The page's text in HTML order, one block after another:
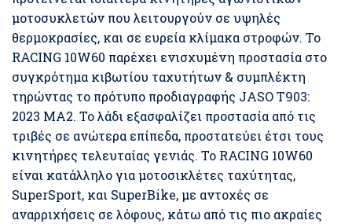
μοτοσυκλετών που λειτουργούν σε υψηλές
θερμοκρασίες, και σε ευρεία κλίμακα στροφών. Το
RACING 10W60 παρέχει ενισχυμένη προστασία στο
συγκρότημα κιβωτίου ταχυτήτων & συμπλέκτη
τηρώντας το πρότυπο προδιαγραφής JASO T903:
2023 MA2. Το λάδι εξασφαλίζει προστασία από τις
τριβές σε ανώτερα επίπεδα, προστατεύει έτσι τους
κινητήρες τελευταίας γενιάς. Το RACING 10W60
είναι κατάλληλο για μοτοσικλέτες ταχύτητας,
SuperSport, και SuperBike, με αντοχές σε
αναρριχήσεις σε λόφους, κάτω από τις πιο ακραίες